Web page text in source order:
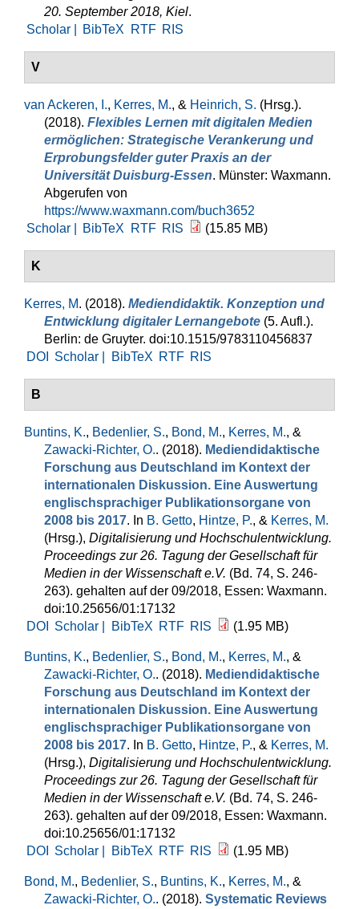
20. September 2018, Kiel.
Scholar |
BibTeX RTF RIS
V
van Ackeren, I., Kerres, M., & Heinrich, S. (Hrsg.).
(2018). Flexibles Lernen mit digitalen Medien
ermöglichen: Strategische Verankerung und
Erprobungsfelder guter Praxis an der
Universität Duisburg-Essen. Münster: Waxmann.
Abgerufen von
https://www.waxmann.com/buch3652
Scholar |
BibTeX RTF RIS (15.85 MB)
K
Kerres, M. (2018). Mediendidaktik. Konzeption und
Entwicklung digitaler Lernangebote (5. Aufl.).
Berlin: de Gruyter. doi:10.1515/9783110456837
DOI
Scholar | BibTeX RTF RIS
B
Buntins, K., Bedenlier, S., Bond, M., Kerres, M., &
Zawacki-Richter, O.. (2018). Mediendidaktische
Forschung aus Deutschland im Kontext der
internationalen Diskussion. Eine Auswertung
englischsprachiger Publikationsorgane von
2008 bis 2017. In B. Getto, Hintze, P., & Kerres, M.
(Hrsg.), Digitalisierung und Hochschulentwicklung.
Proceedings zur 26. Tagung der Gesellschaft für
Medien in der Wissenschaft e.V. (Bd. 74, S. 246-
263). gehalten auf der 09/2018, Essen: Waxmann.
doi:10.25656/01:17132
DOI
Scholar | BibTeX RTF RIS (1.95 MB)
Buntins, K., Bedenlier, S., Bond, M., Kerres, M., &
Zawacki-Richter, O.. (2018). Mediendidaktische
Forschung aus Deutschland im Kontext der
internationalen Diskussion. Eine Auswertung
englischsprachiger Publikationsorgane von
2008 bis 2017. In B. Getto, Hintze, P., & Kerres, M.
(Hrsg.), Digitalisierung und Hochschulentwicklung.
Proceedings zur 26. Tagung der Gesellschaft für
Medien in der Wissenschaft e.V. (Bd. 74, S. 246-
263). gehalten auf der 09/2018, Essen: Waxmann.
doi:10.25656/01:17132
DOI
Scholar | BibTeX RTF RIS (1.95 MB)
Bond, M., Bedenlier, S., Buntins, K., Kerres, M., &
Zawacki-Richter, O.. (2018). Systematic Reviews